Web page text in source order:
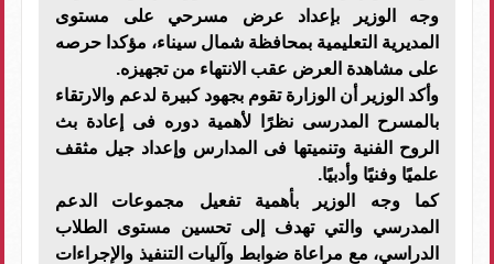
وجه الوزير بإعداد عرض مسرحي على مستوى
المديرية التعليمية بمحافظة شمال سيناء، مؤكدا حرصه
على مشاهدة العرض عقب الانتهاء من تجهيزه.
وأكد الوزير أن الوزارة تقوم بجهود كبيرة لدعم والارتقاء
بالمسرح المدرسى نظرًا لأهمية دوره فى إعادة بث
الروح الفنية وتنميتها فى المدارس وإعداد جيل مثقف
علميًا وفنيًا وأدبيًا.
كما وجه الوزير بأهمية تفعيل مجموعات الدعم
المدرسي والتي تهدف إلى تحسين مستوى الطلاب
الدراسي، مع مراعاة ضوابط وآليات التنفيذ والإجراءات